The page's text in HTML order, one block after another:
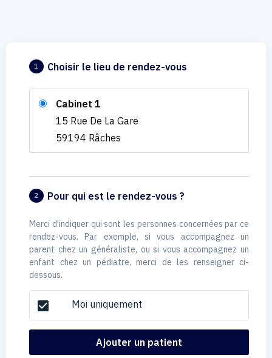
1 Choisir le lieu de rendez-vous
Cabinet 1
15 Rue De La Gare
59194 Râches
2 Pour qui est le rendez-vous ?
Merci d'indiquer qui sont les personnes concernées par ce
rendez-vous. Par exemple, si vous accompagnez un
parent chez un généraliste, ou si vous accompagnez un
enfant chez un pédiatre, merci de les renseigner ci-
dessous.
check_box Moi uniquement
Ajouter un patient